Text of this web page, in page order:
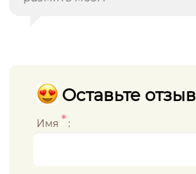
Оставьте отзыв
Имя * :